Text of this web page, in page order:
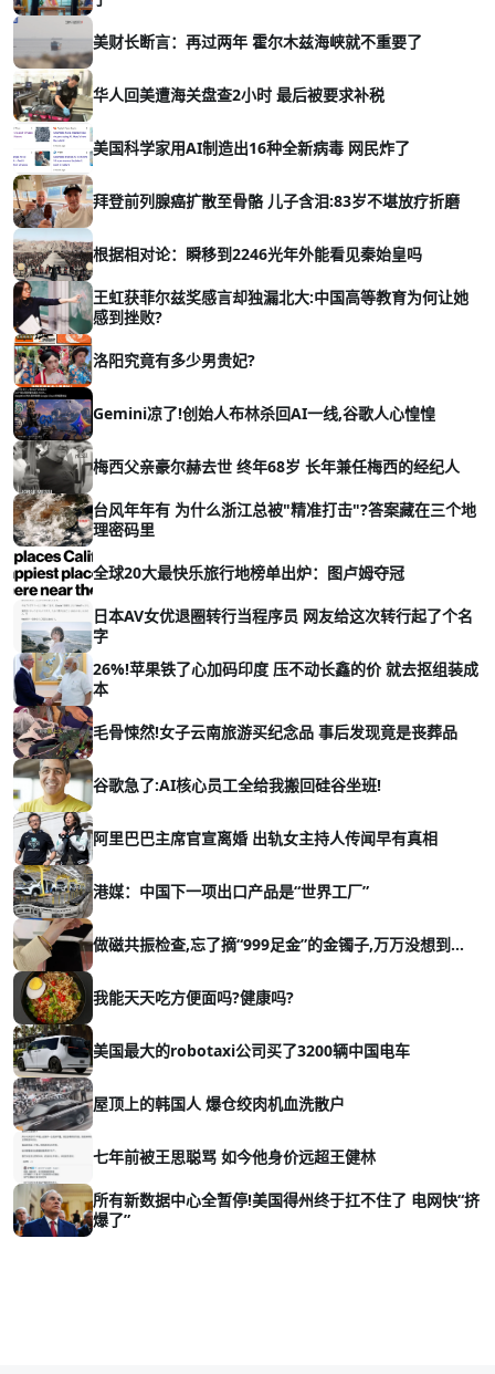
美财长断言：再过两年 霍尔木兹海峡就不重要了
华人回美遭海关盘查2小时 最后被要求补税
美国科学家用AI制造出16种全新病毒 网民炸了
拜登前列腺癌扩散至骨骼 儿子含泪:83岁不堪放疗折磨
根据相对论：瞬移到2246光年外能看见秦始皇吗
王虹获菲尔兹奖感言却独漏北大:中国高等教育为何让她
感到挫败?
洛阳究竟有多少男贵妃?
Gemini凉了!创始人布林杀回AI一线,谷歌人心惶惶
梅西父亲豪尔赫去世 终年68岁 长年兼任梅西的经纪人
台风年年有 为什么浙江总被"精准打击"?答案藏在三个地
理密码里
全球20大最快乐旅行地榜单出炉：图卢姆夺冠
日本AV女优退圈转行当程序员 网友给这次转行起了个名
字
26%!苹果铁了心加码印度 压不动长鑫的价 就去抠组装成
本
毛骨悚然!女子云南旅游买纪念品 事后发现竟是丧葬品
谷歌急了:AI核心员工全给我搬回硅谷坐班!
阿里巴巴主席官宣离婚 出轨女主持人传闻早有真相
港媒：中国下一项出口产品是“世界工厂”
做磁共振检查,忘了摘“999足金”的金镯子,万万没想到…
我能天天吃方便面吗?健康吗?
美国最大的robotaxi公司买了3200辆中国电车
屋顶上的韩国人 爆仓绞肉机血洗散户
七年前被王思聪骂 如今他身价远超王健林
所有新数据中心全暂停!美国得州终于扛不住了 电网快“挤
爆了”